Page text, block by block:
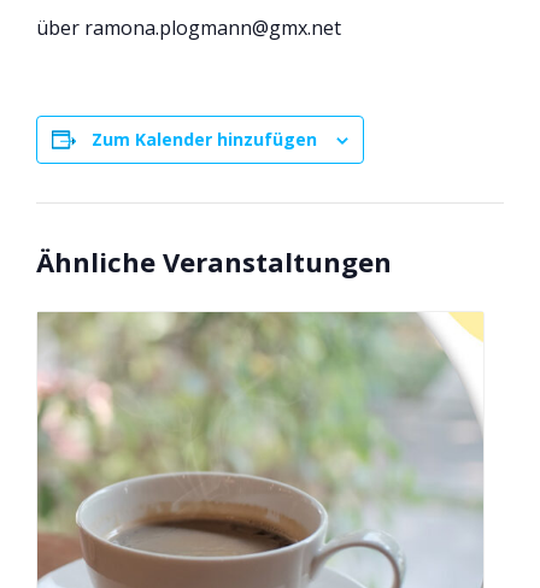
über ramona.plogmann@gmx.net
Zum Kalender hinzufügen
Ähnliche Veranstaltungen